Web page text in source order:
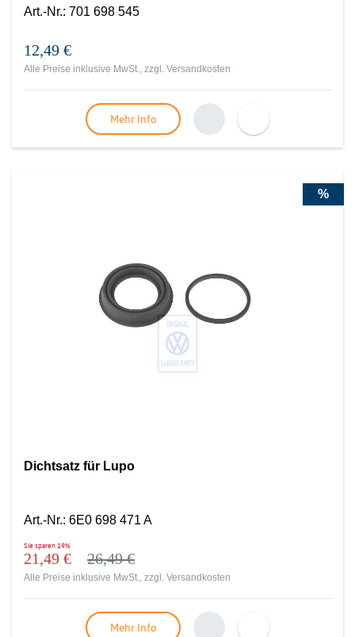
Art.-Nr.: 701 698 545
12,49 €
Alle Preise inklusive MwSt., zzgl. Versandkosten
Mehr Info
%
Dichtsatz für Lupo
Art.-Nr.: 6E0 698 471 A
Sie sparen 19%
21,49 € 26,49 €
Alle Preise inklusive MwSt., zzgl. Versandkosten
Mehr Info